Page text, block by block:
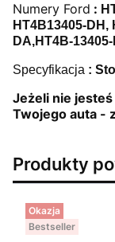
Numery Ford :
HT4B13405-DH,
DA,HT4B-13405-
Specyfikacja :
Jeżeli nie
Twojego auta -
Produkty
Okazja
Bestseller